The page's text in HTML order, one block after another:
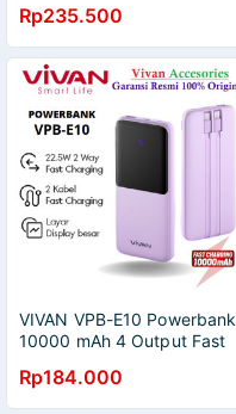
Rp235.500
VIVAN VPB-E10 Powerbank
10000 mAh 4 Output Fast
Rp184.000